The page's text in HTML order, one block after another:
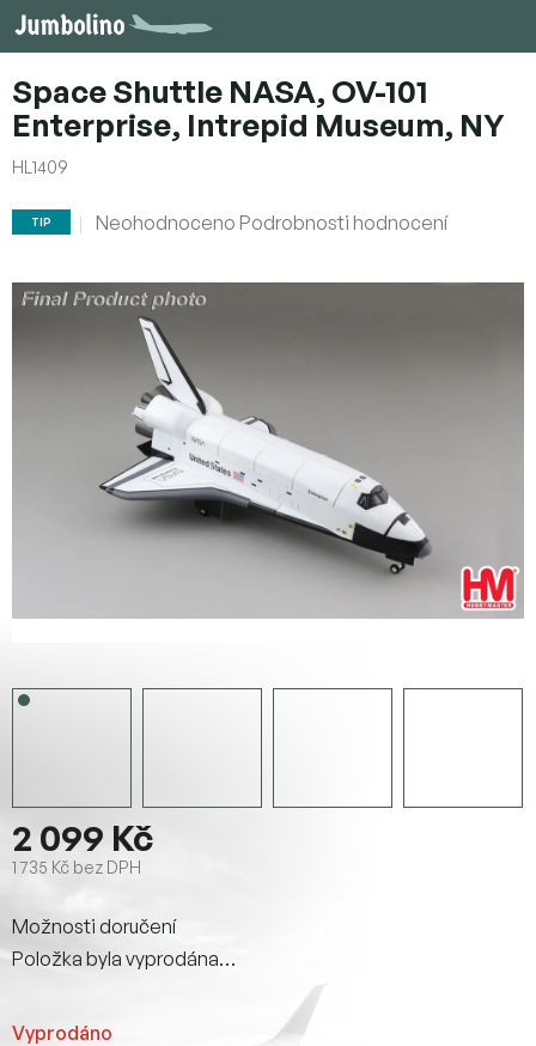
Přejít
na
Space Shuttle NASA, OV-101
Enterprise, Intrepid Museum, NY
HL1409
TIP
Průměrné
je
hvězdiček.
Neohodnoceno Podrobnosti hodnocení
2 099 Kč
1 735 Kč bez DPH
cena:
Vyprodáno
Možnosti doručení
Položka byla vyprodána…